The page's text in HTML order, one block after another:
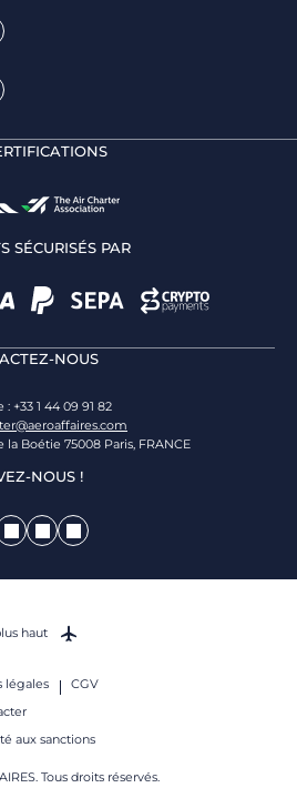
SÉCURISÉS PAR
NOUS
: +33 1 44 09 91 82
la Boétie 75008 Paris, FRANCE
NOUS !
légales
CGV
aux sanctions
Tous droits réservés.
haut